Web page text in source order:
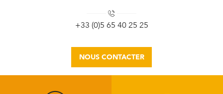
+33 (0)5 65 40 25 25
NOUS CONTACTER